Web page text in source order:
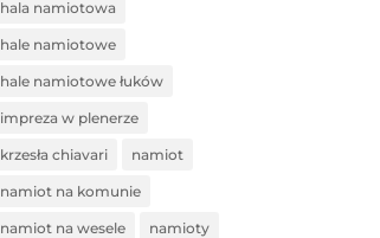
hala namiotowa
hale namiotowe
hale namiotowe łuków
impreza w plenerze
krzesła chiavari namiot
namiot na komunie
namiot na wesele namioty